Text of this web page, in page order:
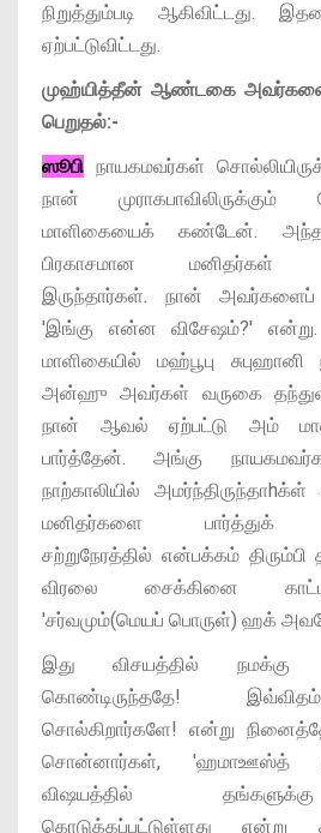
நிறுத்தும்படி ஆகிவிட்டது.
ஏற்பட்டுவிட்டது.
முஹ்யித்தீன் ஆண்டகை அவர்களை
பெறுதல்:-
ஸூபி நாயகமவர்கள்
நான் முராகபாவிலிருக்கும்
மாளிகையைக் கண்டேன். அந்த
பிரகாசமான மனிதர்கள்
இருந்தார்கள். நான் அவர்களைப்
'இங்கு என்ன விசேஷம்?'
மாளிகையில் மஹ்பூபு
அன்ஹு அவர்கள் வருகை
நான் ஆவல் ஏற்பட்டு அம்
பார்த்தேன். அங்கு
நாற்காலியில்
மனிதர்களை பார்த்துக்
சற்றுநேரத்தில் என்பக்கம்
விரலை சைக்கினை
'சர்வமும்(மெயப் பொருள்) ஹக்
இது விசயத்தில் நமக்கு
கொண்டிருந்ததே!
சொல்கிறார்களே! என்று
சொன்னார்கள், 'ஹமாஊஸ்த்
விஷயத்தில்
கொடுக்கப்பட்டுள்ளது என்று